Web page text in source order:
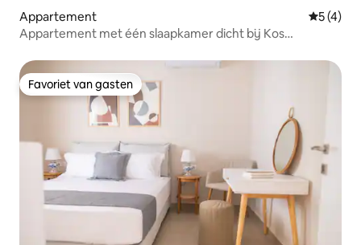
Appartement
5 (4)
Appartement met één slaapkamer dicht bij Kos
Favoriet van gasten
Favoriet van gasten